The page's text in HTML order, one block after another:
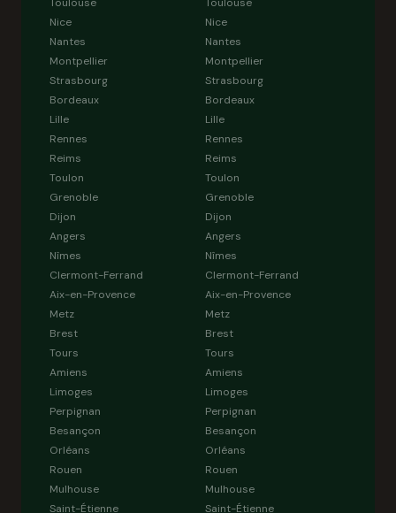
Nice
Nantes
Montpellier
Strasbourg
Bordeaux
Lille
Rennes
Reims
Toulon
Grenoble
Dijon
Angers
Nîmes
Clermont-Ferrand
Aix-en-Provence
Metz
Brest
Tours
Amiens
Limoges
Perpignan
Besançon
Orléans
Rouen
Mulhouse
Saint-Étienne
Nice
Nantes
Montpellier
Strasbourg
Bordeaux
Lille
Rennes
Reims
Toulon
Grenoble
Dijon
Angers
Nîmes
Clermont-Ferrand
Aix-en-Provence
Metz
Brest
Tours
Amiens
Limoges
Perpignan
Besançon
Orléans
Rouen
Mulhouse
Saint-Étienne